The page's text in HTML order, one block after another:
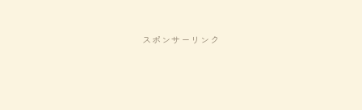
スポンサーリンク